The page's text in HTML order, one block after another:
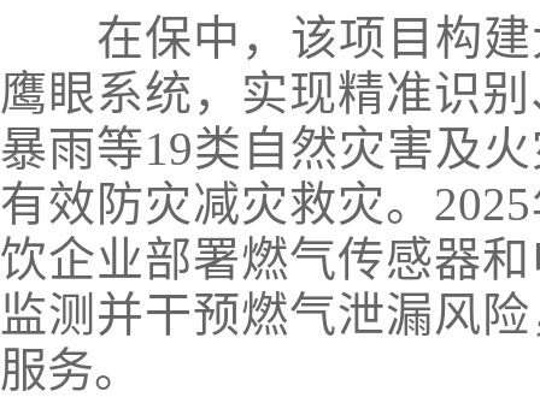
在保中，该项目构
鹰眼系统，实现精准识
暴雨等19类自然灾害及
有效防灾减灾救灾。
饮企业部署燃气传感器
监测并干预燃气泄漏风
服务。